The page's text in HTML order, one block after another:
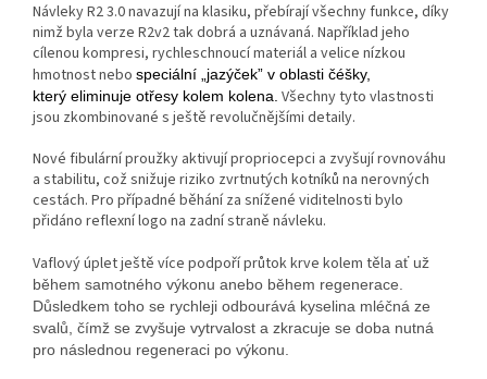
Návleky R2 3.0 navazují na klasiku, přebírají všechny funkce, díky
nimž byla verze R2v2 tak dobrá a uznávaná. Například jeho
cílenou kompresi, rychleschnoucí materiál a velice nízkou
hmotnost nebo speciální „jazýček” v oblasti čéšky,
který eliminuje otřesy kolem kolena. Všechny tyto vlastnosti
jsou zkombinované s ještě revolučnějšími detaily.
Nové fibulární proužky aktivují propriocepci a zvyšují rovnováhu
a stabilitu, což snižuje riziko zvrtnutých kotníků na nerovných
cestách. Pro případné běhání za snížené viditelnosti bylo
přidáno reflexní logo na zadní straně návleku.
Vaflový úplet ještě více podpoří průtok krve kolem těla ať už
během samotného výkonu anebo během regenerace.
Důsledkem toho se rychleji odbourává kyselina mléčná ze
svalů, čímž se zvyšuje vytrvalost a zkracuje se doba nutná
pro následnou regeneraci po výkonu.